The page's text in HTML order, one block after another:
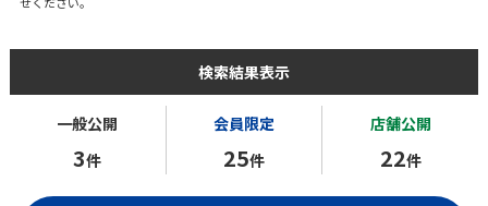
検索結果表示
一般公開
3件
会員限定
25件
店舗公開
22件